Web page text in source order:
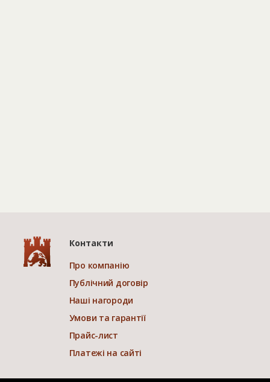
Контакти
Про компанію
Публічний договір
Наші нагороди
Умови та гарантії
Прайс-лист
Платежі на сайті